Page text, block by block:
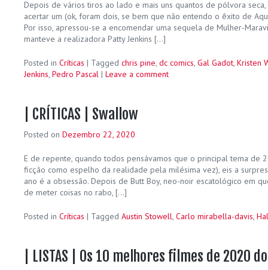
Depois de vários tiros ao lado e mais uns quantos de pólvora seca,
acertar um (ok, foram dois, se bem que não entendo o êxito de
Por isso, apressou-se a encomendar uma sequela de Mulher-
manteve a realizadora Patty Jenkins […]
Posted in Críticas | Tagged chris pine, dc comics, Gal Gadot, Kristen
Jenkins, Pedro Pascal | Leave a comment
| CRÍTICAS | Swallow
Posted on Dezembro 22, 2020
E de repente, quando todos pensávamos que o principal tema de
ficção como espelho da realidade pela milésima vez), eis a
ano é a obsessão. Depois de Butt Boy, neo-noir escatológico em
de meter coisas no rabo, […]
Posted in Críticas | Tagged Austin Stowell, Carlo mirabella-davis,
| LISTAS | Os 10 melhores filmes de 2020